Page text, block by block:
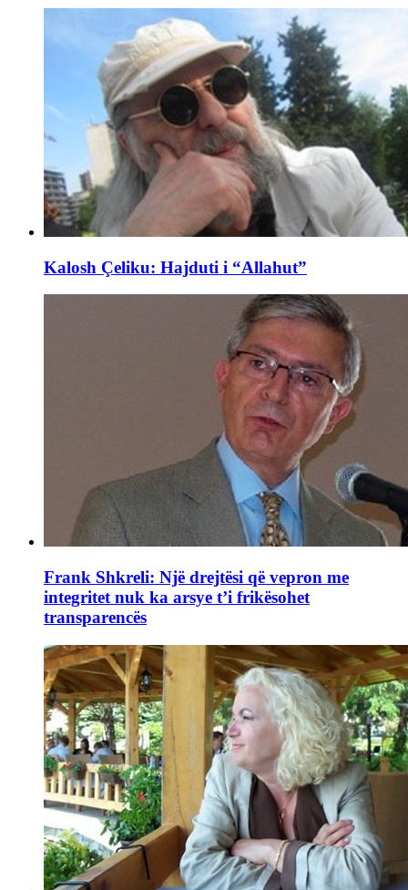
Kalosh Çeliku: Hajduti i “Allahut”
Frank Shkreli: Një drejtësi që vepron me
integritet nuk ka arsye t’i frikësohet
transparencës